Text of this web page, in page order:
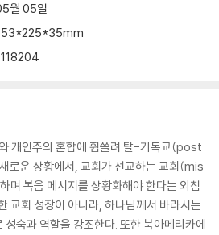
월 05일
개인주의 혼합에 휩쓸려 탈-기독교(post
운 상황에서, 교회가 선교하는 교회(mis
복음 메시지를 상황화해야 한다는 외침
교회 성장이 아니라, 하나님께서 바라시는
숙과 역할을 강조한다. 또한 북아메리카에